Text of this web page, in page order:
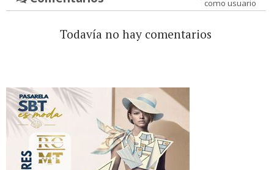
como usuario
Todavía no hay comentarios